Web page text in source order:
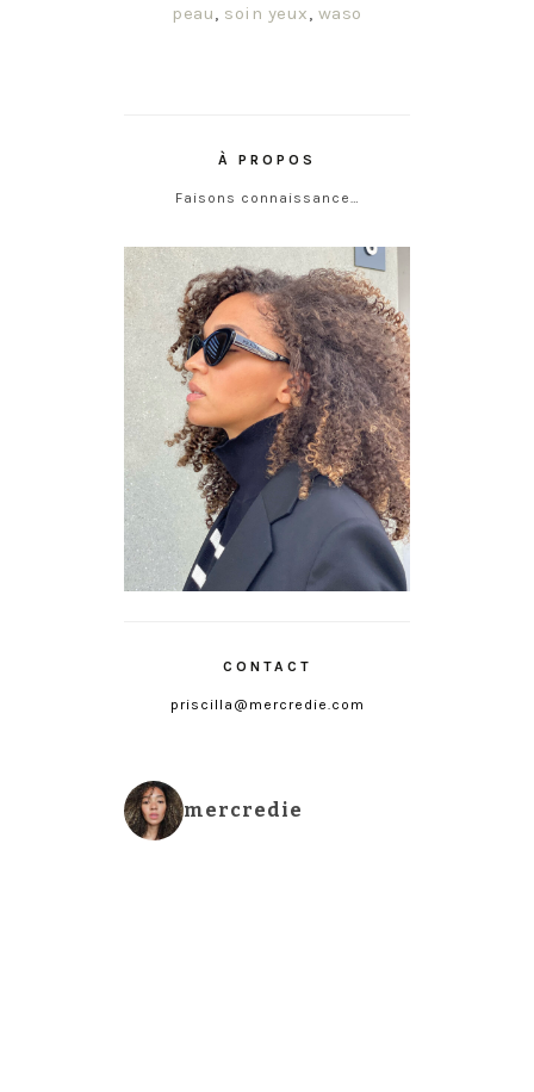
peau, soin yeux, waso
À PROPOS
Faisons connaissance…
CONTACT
priscilla@mercredie.com
mercredie